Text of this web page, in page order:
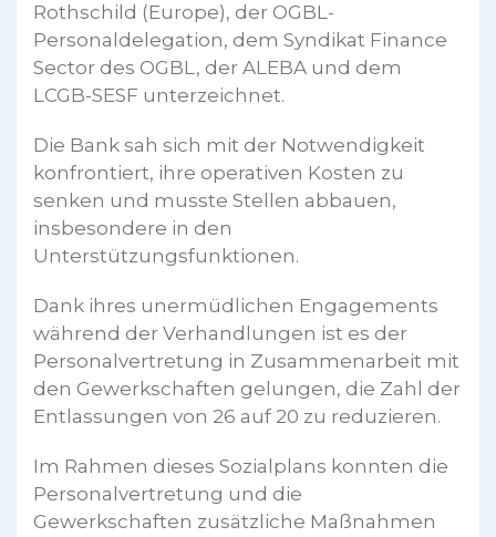
Rothschild (Europe), der OGBL-
Personaldelegation, dem Syndikat Finance
Sector des OGBL, der ALEBA und dem
LCGB-SESF unterzeichnet.
Die Bank sah sich mit der Notwendigkeit
konfrontiert, ihre operativen Kosten zu
senken und musste Stellen abbauen,
insbesondere in den
Unterstützungsfunktionen.
Dank ihres unermüdlichen Engagements
während der Verhandlungen ist es der
Personalvertretung in Zusammenarbeit mit
den Gewerkschaften gelungen, die Zahl der
Entlassungen von 26 auf 20 zu reduzieren.
Im Rahmen dieses Sozialplans konnten die
Personalvertretung und die
Gewerkschaften zusätzliche Maßnahmen